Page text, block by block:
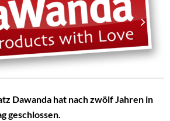
Dawanda hat nach zwölf Jahren in
geschlossen.